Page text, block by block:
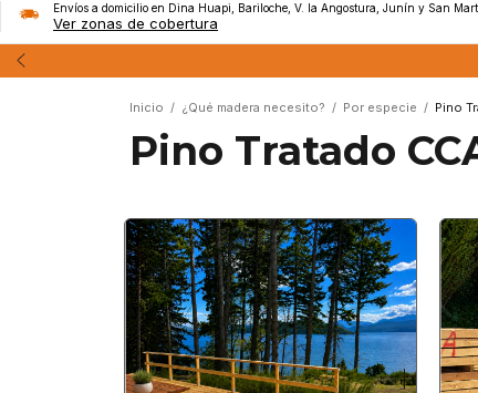
patagónica · Conocé nuestra historia
Envíos a domicilio en Dina Huapi, Bariloche, V. la Angostura, Junín y San
Ver zonas de cobertura
Inicio / ¿Qué madera necesito? / Por especie / Pino
Pino Tratado